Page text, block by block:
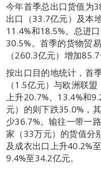
今年首季总出口货值为
出口（33.7亿元）及本
11.4%和18.5%。总进
30.5%。首季的货物贸
（260.3亿元）增加85.7
按出口目的地统计，首
（1.5亿元）与欧洲联
上升20.7%、13.4%和
元）的则下跌35.0%，
少36.7%。输往一带一
家（33万元）的货值分
及成衣出口上升40.2%
9.4%至34.2亿元。